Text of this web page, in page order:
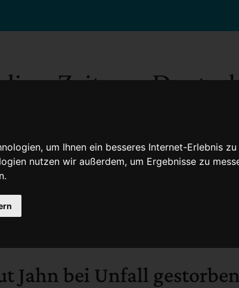
um Ihnen ein besseres Internet-Erlebnis
nutzen wir außerdem, um Ergebnisse zu
Jahn bei Unfall